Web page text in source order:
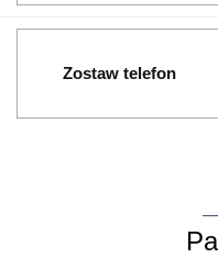
Zostaw telefon